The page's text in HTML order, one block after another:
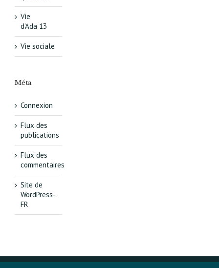
Vie
d’Ada 13
Vie sociale
Méta
Connexion
Flux des
publications
Flux des
commentaires
Site de
WordPress-
FR